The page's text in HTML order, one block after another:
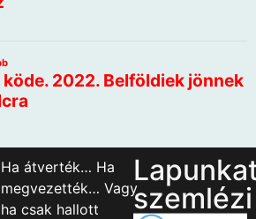
Ha átverték… Ha
megvezették… Vagy
ha csak hallott
szemlézi